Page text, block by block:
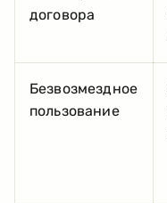
договора
Безвозмездное
пользование